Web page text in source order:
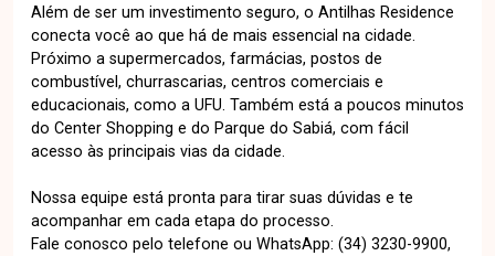
Além de ser um investimento seguro, o Antilhas Residence
conecta você ao que há de mais essencial na cidade.
Próximo a supermercados, farmácias, postos de
combustível, churrascarias, centros comerciais e
educacionais, como a UFU. Também está a poucos minutos
do Center Shopping e do Parque do Sabiá, com fácil
acesso às principais vias da cidade.
Nossa equipe está pronta para tirar suas dúvidas e te
acompanhar em cada etapa do processo.
Fale conosco pelo telefone ou WhatsApp: (34) 3230-9900,